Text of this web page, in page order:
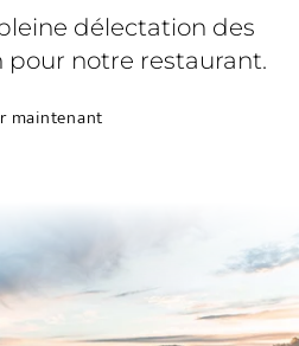
délectation des
pour notre restaurant.
maintenant